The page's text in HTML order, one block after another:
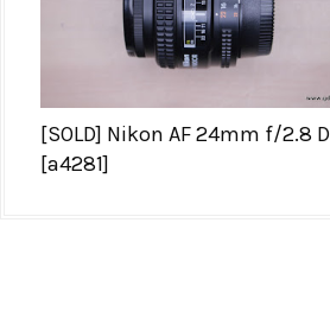
[SOLD] Nikon AF 24mm f/2.8 D
[a4281]